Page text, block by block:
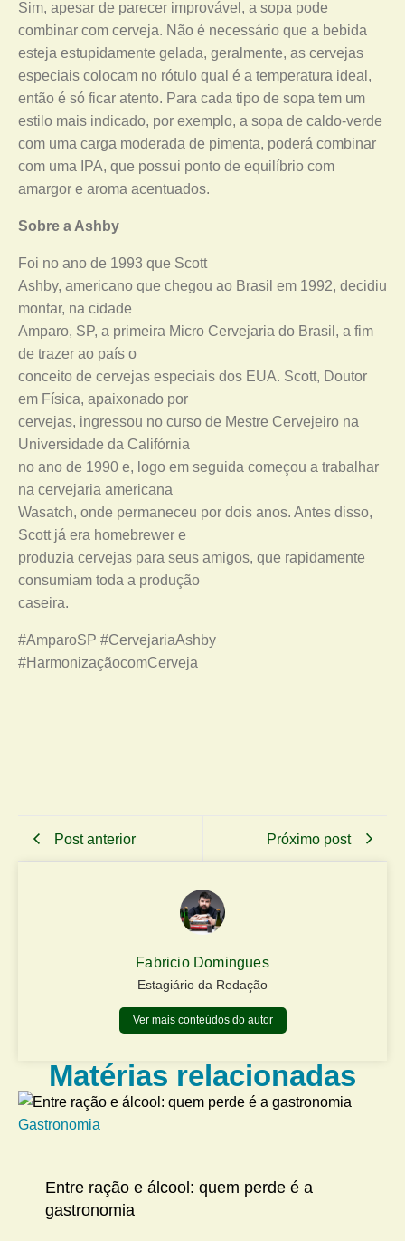
Sim, apesar de parecer improvável, a sopa pode
combinar com cerveja. Não é necessário que a bebida
esteja estupidamente gelada, geralmente, as cervejas
especiais colocam no rótulo qual é a temperatura ideal,
então é só ficar atento. Para cada tipo de sopa tem um
estilo mais indicado, por exemplo, a sopa de caldo-verde
com uma carga moderada de pimenta, poderá combinar
com uma IPA, que possui ponto de equilíbrio com
amargor e aroma acentuados.
Sobre a Ashby
Foi no ano de 1993 que Scott
Ashby, americano que chegou ao Brasil em 1992, decidiu
montar, na cidade
Amparo, SP, a primeira Micro Cervejaria do Brasil, a fim
de trazer ao país o
conceito de cervejas especiais dos EUA. Scott, Doutor
em Física, apaixonado por
cervejas, ingressou no curso de Mestre Cervejeiro na
Universidade da Califórnia
no ano de 1990 e, logo em seguida começou a trabalhar
na cervejaria americana
Wasatch, onde permaneceu por dois anos. Antes disso,
Scott já era homebrewer e
produzia cervejas para seus amigos, que rapidamente
consumiam toda a produção
caseira.
#AmparoSP #CervejariaAshby
#HarmonizaçãocomCerveja
Post anterior Próximo post
Fabricio Domingues
Estagiário da Redação
Ver mais conteúdos do autor
Matérias relacionadas
Gastronomia
Entre ração e álcool: quem perde é a
gastronomia